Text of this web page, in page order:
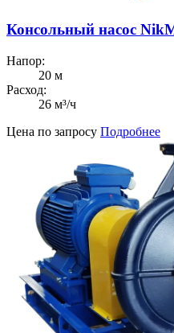
Консольный насос
Напор:
20 м
Расход:
26 м³/ч
Цена по запросу Подробнее